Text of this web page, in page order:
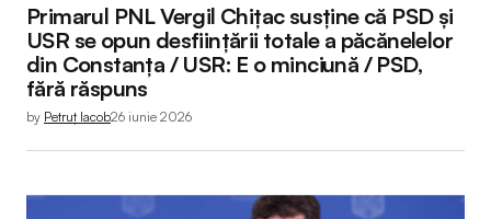
Primarul PNL Vergil Chițac susține că PSD și
USR se opun desființării totale a păcănelelor
din Constanța / USR: E o minciună / PSD,
fără răspuns
by Petruț Iacob26 iunie 2026